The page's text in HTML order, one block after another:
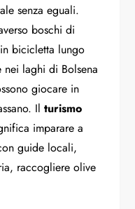
senza eguali.
boschi di
bicicletta lungo
nei laghi di Bolsena
giocare in
Ilturismo
imparare a
guide locali,
raccogliere olive